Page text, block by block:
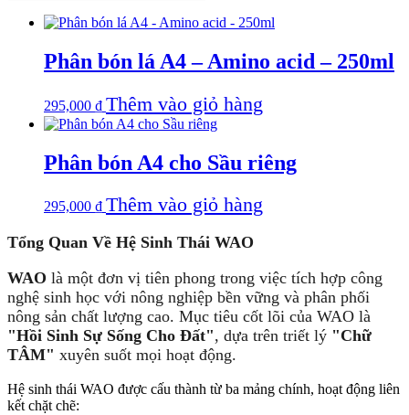
mức
phổ
biến
Phân bón lá A4 – Amino acid – 250ml
295,000 ₫ Thêm vào giỏ hàng
Phân bón A4 cho Sầu riêng
295,000 ₫ Thêm vào giỏ hàng
Tổng Quan Về Hệ Sinh Thái WAO
WAO là một đơn vị tiên phong trong việc tích hợp công
nghệ sinh học với nông nghiệp bền vững và phân phối
nông sản chất lượng cao. Mục tiêu cốt lõi của WAO là
"Hồi Sinh Sự Sống Cho Đất", dựa trên triết lý "Chữ
TÂM" xuyên suốt mọi hoạt động.
Hệ sinh thái WAO được cấu thành từ ba mảng chính, hoạt động liên
kết chặt chẽ: